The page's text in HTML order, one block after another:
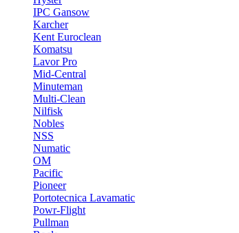
IPC Gansow
Karcher
Kent Euroclean
Komatsu
Lavor Pro
Mid-Central
Minuteman
Multi-Clean
Nilfisk
Nobles
NSS
Numatic
OM
Pacific
Pioneer
Portotecnica Lavamatic
Powr-Flight
Pullman